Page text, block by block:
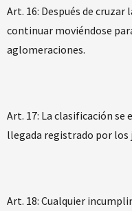
Art. 16: Después de
continuar moviéndose
aglomeraciones.
Art. 17: La clasificación se
llegada registrado por los
Art. 18: ​Cualquier